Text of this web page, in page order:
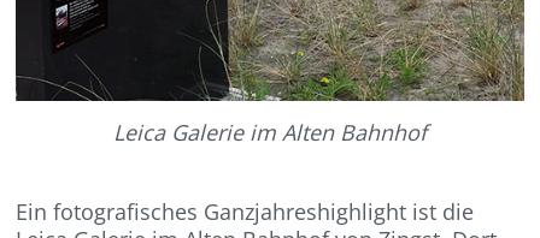
Leica Galerie im Alten Bahnhof
Ein fotografisches Ganzjahreshighlight ist die